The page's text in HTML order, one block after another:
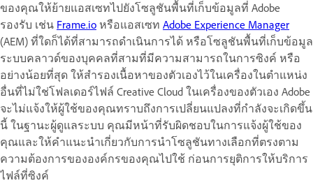
ของคุณให้ย้ายแอสเซทไปยังโซลูชันพื้นที่เก็บข้อมูลที่ Adobe
รองรับ เช่น Frame.io หรือแอสเซท Adobe Experience Manager
(AEM) ที่ใดก็ได้ที่สามารถดำเนินการได้ หรือโซลูชันพื้นที่เก็บข้อมูล
ระบบคลาวด์ของบุคคลที่สามที่มีความสามารถในการซิงค์ หรือ
อย่างน้อยที่สุด ให้สำรองเนื้อหาของตัวเองไว้ในเครื่องในตำแหน่ง
อื่นที่ไม่ใช่โฟลเดอร์ไฟล์ Creative Cloud ในเครื่องของตัวเอง Adobe
จะไม่แจ้งให้ผู้ใช้ของคุณทราบถึงการเปลี่ยนแปลงที่กำลังจะเกิดขึ้น
นี้ ในฐานะผู้ดูแลระบบ คุณมีหน้าที่รับผิดชอบในการแจ้งผู้ใช้ของ
คุณและให้คำแนะนำเกี่ยวกับการนำโซลูชันทางเลือกที่ตรงตาม
ความต้องการขององค์กรของคุณไปใช้ ก่อนการยุติการให้บริการ
ไฟล์ที่ซิงค์